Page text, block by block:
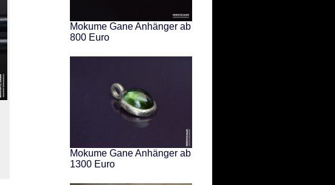
Mokume Gane Anhänger ab
800 Euro
Mokume Gane Anhänger ab
1300 Euro